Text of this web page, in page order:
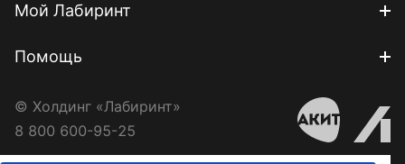
Мой Лабиринт
Помощь
© Холдинг «Лабиринт»
8 800 600-95-25